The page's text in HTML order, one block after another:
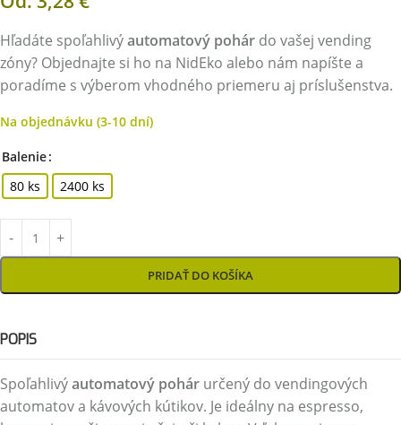
Hľadáte spoľahlivýautomatový pohár do vašej vending
zóny? Objednajte si ho na NidEko alebo nám napíšte a
poradíme s výberom vhodného priemeru aj príslušenstva.
Na objednávku (3-10 dní)
Balenie
80 ks
2400 ks
PRIDAŤ DO KOŠÍKA
POPIS
Spoľahlivýautomatový pohár určený do vendingových
automatov a kávových kútikov. Je ideálny na espresso,